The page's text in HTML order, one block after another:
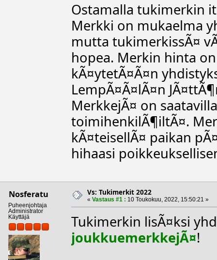
Ostamalla tukimerkin
Merkki on mukaelma
mutta tukimerkissÃ¤
hopea. Merkin hinta
kÃ¤ytetÃ¤Ã¤n
LempÃ¤Ã¤lÃ¤n
MerkkejÃ¤ on
toimihenkilÃ¶iltÃ¤.
kÃ¤teisellÃ¤ paikan
hihaasi
Nosferatu
Puheenjohtaja
Administrator
Käyttäjä
Vs: Tukimerkit 2022
« Vastaus #1 : 10 Toukokuu, 2022, 15:50:21 »
Tukimerkin lisÃ¤ksi
joukkuemerkkejÃ¤!